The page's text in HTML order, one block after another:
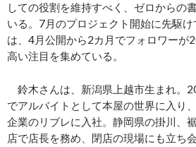
しての役割を維持すべく、ゼロからの
いる。7月のプロジェクト開始に先駆け
は、4月公開から2カ月でフォロワーが
高い注目を集めている。
鈴木さんは、新潟県上越市生まれ。
でアルバイトとして本屋の世界に入り
企業のリブレに入社。静岡県の掛川、
店で店長を務め、閉店の現場にも立ち